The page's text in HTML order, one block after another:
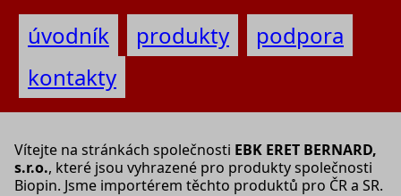
úvodník produkty
podpora
kontakty
Vítejte na stránkách společnosti EBK ERET BERNARD,
s.r.o., které jsou vyhrazené pro produkty společnosti
Biopin. Jsme importérem těchto produktů pro ČR a SR.